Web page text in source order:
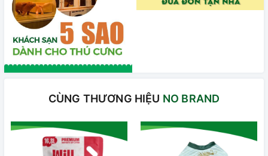
CÙNG THƯƠNG HIỆU NO BRAND